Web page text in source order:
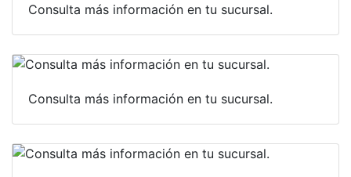
Consulta más información en tu sucursal.
Consulta más información en tu sucursal.